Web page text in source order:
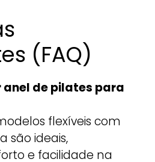
(FAQ)
anel de pilates para
flexíveis com
são ideais,
e facilidade na